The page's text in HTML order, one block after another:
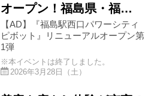
オープン！福島県・福…
【AD】『福島駅西口パワーシティ
ピボット』リニューアルオープン第
1弾
※本イベントは終了しました。
2026年3月28日（土）